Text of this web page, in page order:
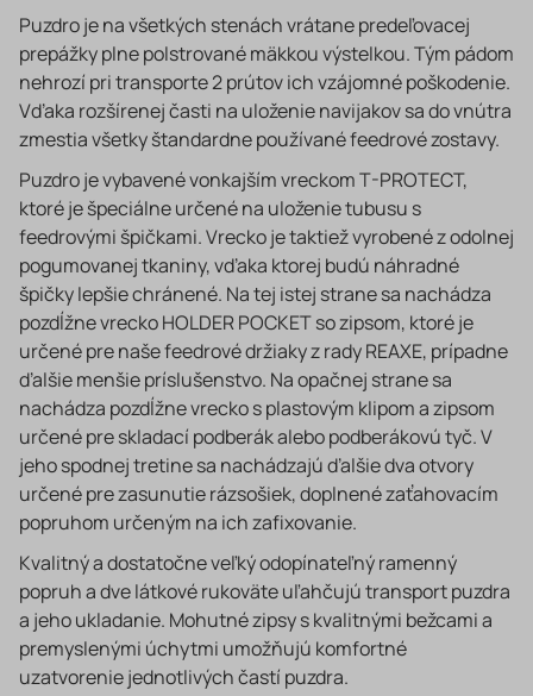
Puzdro je na všetkých stenách vrátane predeľovacej
prepážky plne polstrované mäkkou výstelkou. Tým pádom
nehrozí pri transporte 2 prútov ich vzájomné poškodenie.
Vďaka rozšírenej časti na uloženie navijakov sa do vnútra
zmestia všetky štandardne používané feedrové zostavy.
Puzdro je vybavené vonkajším vreckom T-PROTECT,
ktoré je špeciálne určené na uloženie tubusu s
feedrovými špičkami. Vrecko je taktiež vyrobené z odolnej
pogumovanej tkaniny, vďaka ktorej budú náhradné
špičky lepšie chránené. Na tej istej strane sa nachádza
pozdĺžne vrecko HOLDER POCKET so zipsom, ktoré je
určené pre naše feedrové držiaky z rady REAXE, prípadne
ďalšie menšie príslušenstvo. Na opačnej strane sa
nachádza pozdĺžne vrecko s plastovým klipom a zipsom
určené pre skladací podberák alebo podberákovú tyč. V
jeho spodnej tretine sa nachádzajú ďalšie dva otvory
určené pre zasunutie rázsošiek, doplnené zaťahovacím
popruhom určeným na ich zafixovanie.
Kvalitný a dostatočne veľký odopínateľný ramenný
popruh a dve látkové rukoväte uľahčujú transport puzdra
a jeho ukladanie. Mohutné zipsy s kvalitnými bežcami a
premyslenými úchytmi umožňujú komfortné
uzatvorenie jednotlivých častí puzdra.